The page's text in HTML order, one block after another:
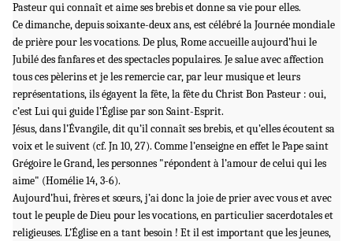
Pasteur qui connaît et aime ses brebis et donne sa vie pour elles.
Ce dimanche, depuis soixante-deux ans, est célébré la Journée mondiale
de prière pour les vocations. De plus, Rome accueille aujourd’hui le
Jubilé des fanfares et des spectacles populaires. Je salue avec affection
tous ces pèlerins et je les remercie car, par leur musique et leurs
représentations, ils égayent la fête, la fête du Christ Bon Pasteur : oui,
c’est Lui qui guide l’Église par son Saint-Esprit.
Jésus, dans l’Évangile, dit qu’il connaît ses brebis, et qu’elles écoutent sa
voix et le suivent (cf. Jn 10, 27). Comme l’enseigne en effet le Pape saint
Grégoire le Grand, les personnes "répondent à l’amour de celui qui les
aime" (Homélie 14, 3-6).
Aujourd’hui, frères et sœurs, j’ai donc la joie de prier avec vous et avec
tout le peuple de Dieu pour les vocations, en particulier sacerdotales et
religieuses. L’Église en a tant besoin ! Et il est important que les jeunes,